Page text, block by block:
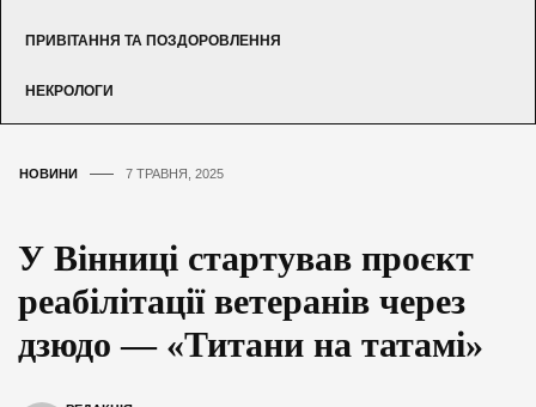
ПРИВІТАННЯ ТА ПОЗДОРОВЛЕННЯ
НЕКРОЛОГИ
НОВИНИ 7 ТРАВНЯ, 2025
У Вінниці стартував проєкт
реабілітації ветеранів через
дзюдо — «Титани на татамі»